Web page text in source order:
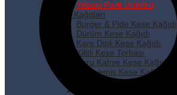
Yılbaşı Parti Ürünleri
Kese Kağıtları
Burger & Pide Kese Kağıdı
Dürüm Kese Kağıdı
Kare Dipli Kese Kağıdı
Kilitli Kese Torbası
Kuru Kahve Kese Kağıdı
Kuruyemiş Kese Kağıdı
Pastane Kese Kağıdı